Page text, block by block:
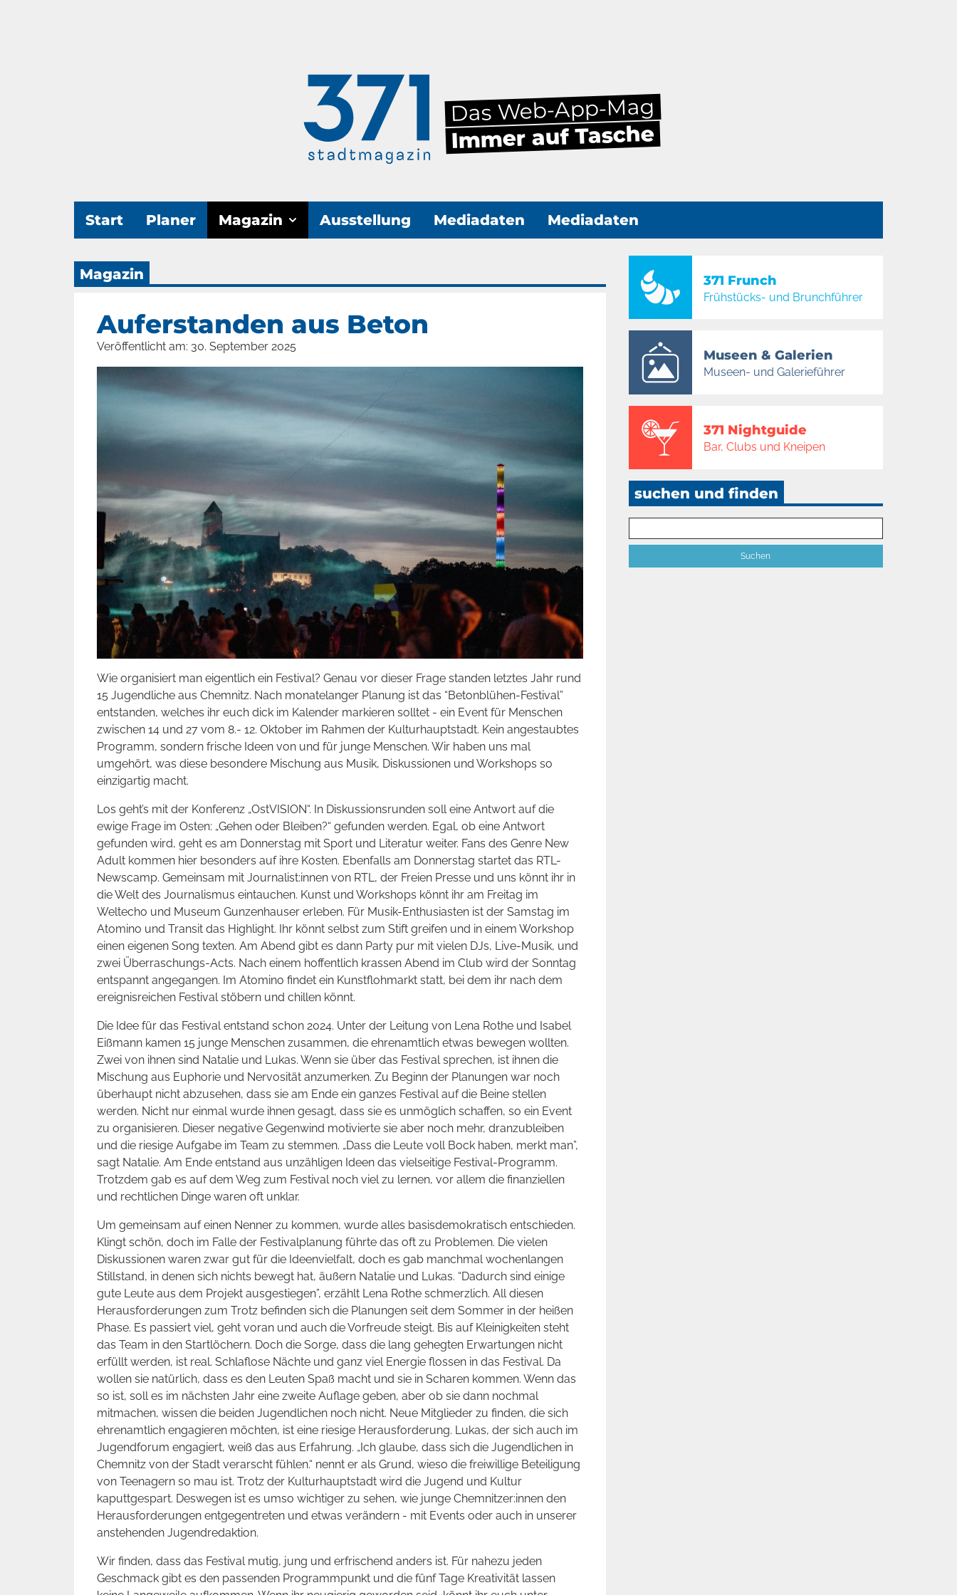
Das Web-App-Mag
Immer auf Tasche
Start Planer Magazin Ausstellung Mediadaten Mediadaten
Magazin
Auferstanden aus Beton
Veröffentlicht am: 30. September 2025
Wie organisiert man eigentlich ein Festival? Genau vor dieser Frage standen letztes Jahr rund
15 Jugendliche aus Chemnitz. Nach monatelanger Planung ist das “Betonblühen-Festival”
entstanden, welches ihr euch dick im Kalender markieren solltet - ein Event für Menschen
zwischen 14 und 27 vom 8.- 12. Oktober im Rahmen der Kulturhauptstadt. Kein angestaubtes
Programm, sondern frische Ideen von und für junge Menschen. Wir haben uns mal
umgehört, was diese besondere Mischung aus Musik, Diskussionen und Workshops so
einzigartig macht.
Los geht’s mit der Konferenz „OstVISION“. In Diskussionsrunden soll eine Antwort auf die
ewige Frage im Osten: „Gehen oder Bleiben?“ gefunden werden. Egal, ob eine Antwort
gefunden wird, geht es am Donnerstag mit Sport und Literatur weiter. Fans des Genre New
Adult kommen hier besonders auf ihre Kosten. Ebenfalls am Donnerstag startet das RTL-
Newscamp. Gemeinsam mit Journalist:innen von RTL, der Freien Presse und uns könnt ihr in
die Welt des Journalismus eintauchen. Kunst und Workshops könnt ihr am Freitag im
Weltecho und Museum Gunzenhauser erleben. Für Musik-Enthusiasten ist der Samstag im
Atomino und Transit das Highlight. Ihr könnt selbst zum Stift greifen und in einem Workshop
einen eigenen Song texten. Am Abend gibt es dann Party pur mit vielen DJs, Live-Musik, und
zwei Überraschungs-Acts. Nach einem hoffentlich krassen Abend im Club wird der Sonntag
entspannt angegangen. Im Atomino findet ein Kunstflohmarkt statt, bei dem ihr nach dem
ereignisreichen Festival stöbern und chillen könnt.
Die Idee für das Festival entstand schon 2024. Unter der Leitung von Lena Rothe und Isabel
Eißmann kamen 15 junge Menschen zusammen, die ehrenamtlich etwas bewegen wollten.
Zwei von ihnen sind Natalie und Lukas. Wenn sie über das Festival sprechen, ist ihnen die
Mischung aus Euphorie und Nervosität anzumerken. Zu Beginn der Planungen war noch
überhaupt nicht abzusehen, dass sie am Ende ein ganzes Festival auf die Beine stellen
werden. Nicht nur einmal wurde ihnen gesagt, dass sie es unmöglich schaffen, so ein Event
zu organisieren. Dieser negative Gegenwind motivierte sie aber noch mehr, dranzubleiben
und die riesige Aufgabe im Team zu stemmen. „Dass die Leute voll Bock haben, merkt man”,
sagt Natalie. Am Ende entstand aus unzähligen Ideen das vielseitige Festival-Programm.
Trotzdem gab es auf dem Weg zum Festival noch viel zu lernen, vor allem die finanziellen
und rechtlichen Dinge waren oft unklar.
Um gemeinsam auf einen Nenner zu kommen, wurde alles basisdemokratisch entschieden.
Klingt schön, doch im Falle der Festivalplanung führte das oft zu Problemen. Die vielen
Diskussionen waren zwar gut für die Ideenvielfalt, doch es gab manchmal wochenlangen
Stillstand, in denen sich nichts bewegt hat, äußern Natalie und Lukas. “Dadurch sind einige
gute Leute aus dem Projekt ausgestiegen”, erzählt Lena Rothe schmerzlich. All diesen
Herausforderungen zum Trotz befinden sich die Planungen seit dem Sommer in der heißen
Phase. Es passiert viel, geht voran und auch die Vorfreude steigt. Bis auf Kleinigkeiten steht
das Team in den Startlöchern. Doch die Sorge, dass die lang gehegten Erwartungen nicht
erfüllt werden, ist real. Schlaflose Nächte und ganz viel Energie flossen in das Festival. Da
wollen sie natürlich, dass es den Leuten Spaß macht und sie in Scharen kommen. Wenn das
so ist, soll es im nächsten Jahr eine zweite Auflage geben, aber ob sie dann nochmal
mitmachen, wissen die beiden Jugendlichen noch nicht. Neue Mitglieder zu finden, die sich
ehrenamtlich engagieren möchten, ist eine riesige Herausforderung. Lukas, der sich auch im
Jugendforum engagiert, weiß das aus Erfahrung. „Ich glaube, dass sich die Jugendlichen in
Chemnitz von der Stadt verarscht fühlen.“ nennt er als Grund, wieso die freiwillige Beteiligung
von Teenagern so mau ist. Trotz der Kulturhauptstadt wird die Jugend und Kultur
kaputtgespart. Deswegen ist es umso wichtiger zu sehen, wie junge Chemnitzer:innen den
Herausforderungen entgegentreten und etwas verändern - mit Events oder auch in unserer
anstehenden Jugendredaktion.
Wir finden, dass das Festival mutig, jung und erfrischend anders ist. Für nahezu jeden
Geschmack gibt es den passenden Programmpunkt und die fünf Tage Kreativität lassen
371 Frunch
Frühstücks- und Brunchführer
Museen & Galerien
Museen- und Galerieführer
371 Nightguide
Bar, Clubs und Kneipen
suchen und finden